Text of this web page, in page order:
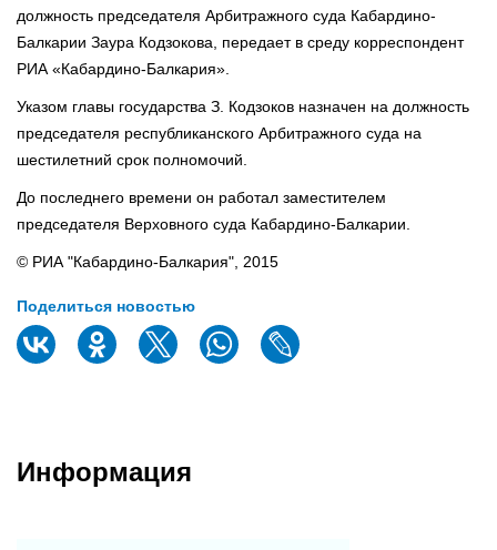
должность председателя Арбитражного суда Кабардино-
Балкарии Заура Кодзокова, передает в среду корреспондент
РИА «Кабардино-Балкария».
Указом главы государства З. Кодзоков назначен на должность
председателя республиканского Арбитражного суда на
шестилетний срок полномочий.
До последнего времени он работал заместителем
председателя Верховного суда Кабардино-Балкарии.
© РИА "Кабардино-Балкария", 2015
Поделиться новостью
Информация